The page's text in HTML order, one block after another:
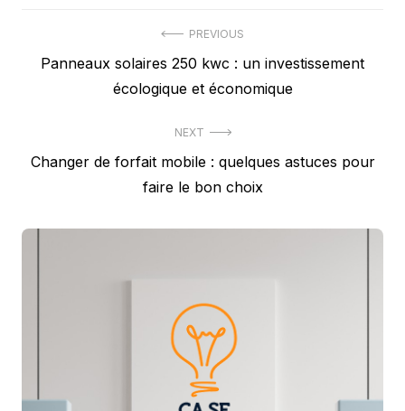
de
PREVIOUS
Previous
Panneaux solaires 250 kwc : un investissement
écologique et économique
NEXT
Next
Changer de forfait mobile : quelques astuces pour
faire le bon choix